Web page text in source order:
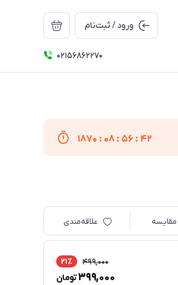
ورود / ثبت‌نام
02156862270
1870 : 08 : 56 : 41
مقایسه علاقه‌مندی
499,000 21٪
399,000تومان